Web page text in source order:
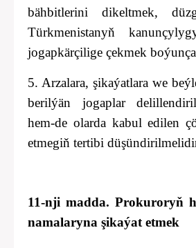
bähbitlerini dikeltmek,
Türkmenistanyň
jogapkärçilige çekmek
5. Arzalara, şikaýatlara we
berilýän jogaplar
hem-de olarda kabul edilen
etmegiň tertibi
11-nji madda. Prokuroryň
namalaryna şikaýat etmek